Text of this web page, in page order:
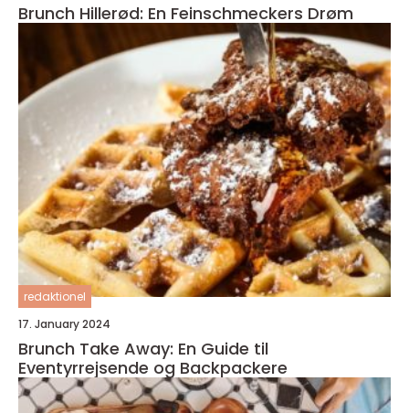
Brunch Hillerød: En Feinschmeckers Drøm
redaktionel
17. January 2024
Brunch Take Away: En Guide til
Eventyrrejsende og Backpackere